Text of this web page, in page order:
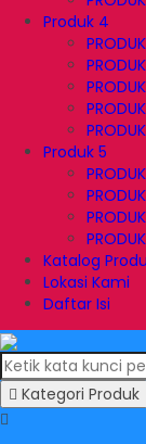
Produk 4
Produk 5
Katalog
Lokasi Kami
Daftar Isi
Kategori Produk